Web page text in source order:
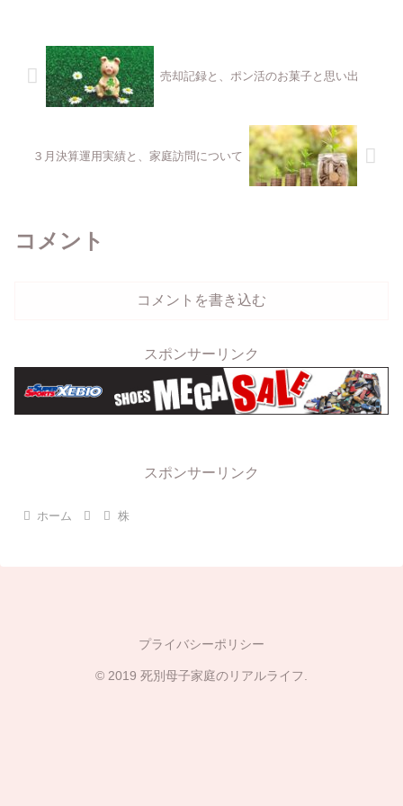
売却記録と、ポン活のお菓子と思い出
３月決算運用実績と、家庭訪問について
コメント
コメントを書き込む
スポンサーリンク
スポンサーリンク
ホーム 株
プライバシーポリシー
© 2019 死別母子家庭のリアルライフ.